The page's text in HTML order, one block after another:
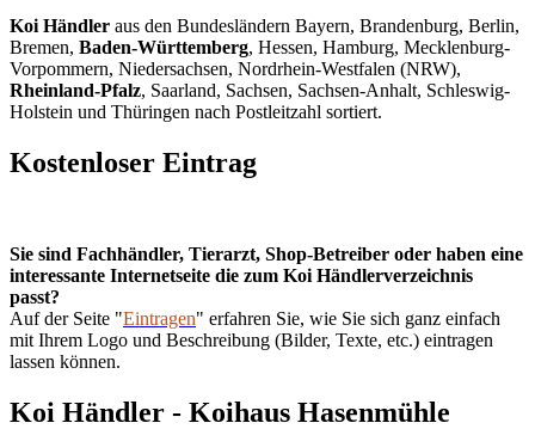
Koi Händler aus den Bundesländern Bayern, Brandenburg, Berlin,
Bremen, Baden-Württemberg, Hessen, Hamburg, Mecklenburg-
Vorpommern, Niedersachsen, Nordrhein-Westfalen (NRW),
Rheinland-Pfalz, Saarland, Sachsen, Sachsen-Anhalt, Schleswig-
Holstein und Thüringen nach Postleitzahl sortiert.
Kostenloser Eintrag
Sie sind Fachhändler, Tierarzt, Shop-Betreiber oder haben eine
interessante Internetseite die zum Koi Händlerverzeichnis
passt?
Auf der Seite "Eintragen" erfahren Sie, wie Sie sich ganz einfach
mit Ihrem Logo und Beschreibung (Bilder, Texte, etc.) eintragen
lassen können.
Koi Händler - Koihaus Hasenmühle